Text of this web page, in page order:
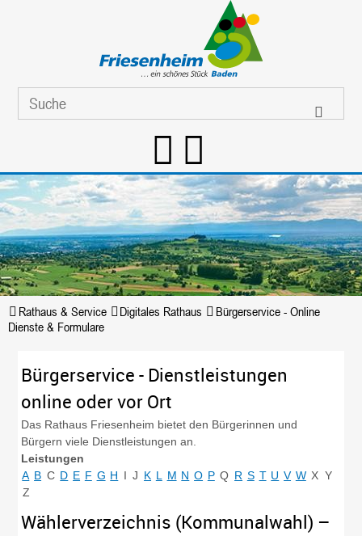
Rathaus & Service Digitales Rathaus
Bürgerservice - Online
Dienste & Formulare
Bürgerservice - Dienstleistungen
online oder vor Ort
Das Rathaus Friesenheim bietet den Bürgerinnen und
Bürgern viele Dienstleistungen an.
Leistungen
A B C D E F G H I J K L M N O P Q R S T U V W X Y
Z
Wählerverzeichnis (Kommunalwahl) –